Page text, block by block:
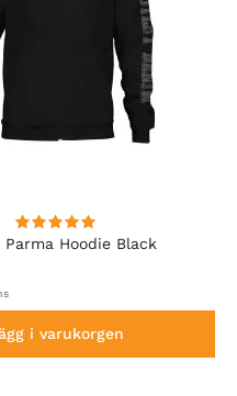
Hoodie Black
i varukorgen